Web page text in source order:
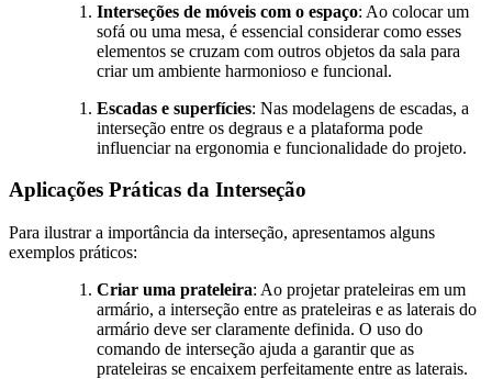
Interseções de móveis com o espaço: Ao colocar um
sofá ou uma mesa, é essencial considerar como esses
elementos se cruzam com outros objetos da sala para
criar um ambiente harmonioso e funcional.
Escadas e superfícies: Nas modelagens de escadas, a
interseção entre os degraus e a plataforma pode
influenciar na ergonomia e funcionalidade do projeto.
Aplicações Práticas da Interseção
Para ilustrar a importância da interseção, apresentamos alguns
exemplos práticos:
Criar uma prateleira: Ao projetar prateleiras em um
armário, a interseção entre as prateleiras e as laterais do
armário deve ser claramente definida. O uso do
comando de interseção ajuda a garantir que as
prateleiras se encaixem perfeitamente entre as laterais.